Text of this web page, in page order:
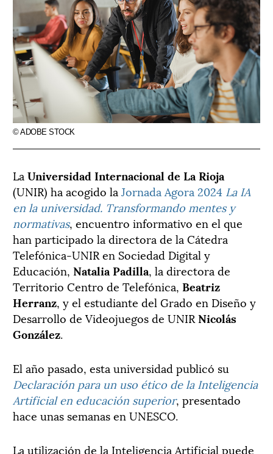
© ADOBE STOCK
La Universidad Internacional de La Rioja
(UNIR) ha acogido la Jornada Agora 2024 La IA
en la universidad. Transformando mentes y
normativas, encuentro informativo en el que
han participado la directora de la Cátedra
Telefónica-UNIR en Sociedad Digital y
Educación, Natalia Padilla, la directora de
Territorio Centro de Telefónica, Beatriz
Herranz, y el estudiante del Grado en Diseño y
Desarrollo de Videojuegos de UNIRNicolás
González.
El año pasado, esta universidad publicó su
Declaración para un uso ético de la Inteligencia
Artificial en educación superior, presentado
hace unas semanas en UNESCO.
La utilización de la Inteligencia Artificial puede